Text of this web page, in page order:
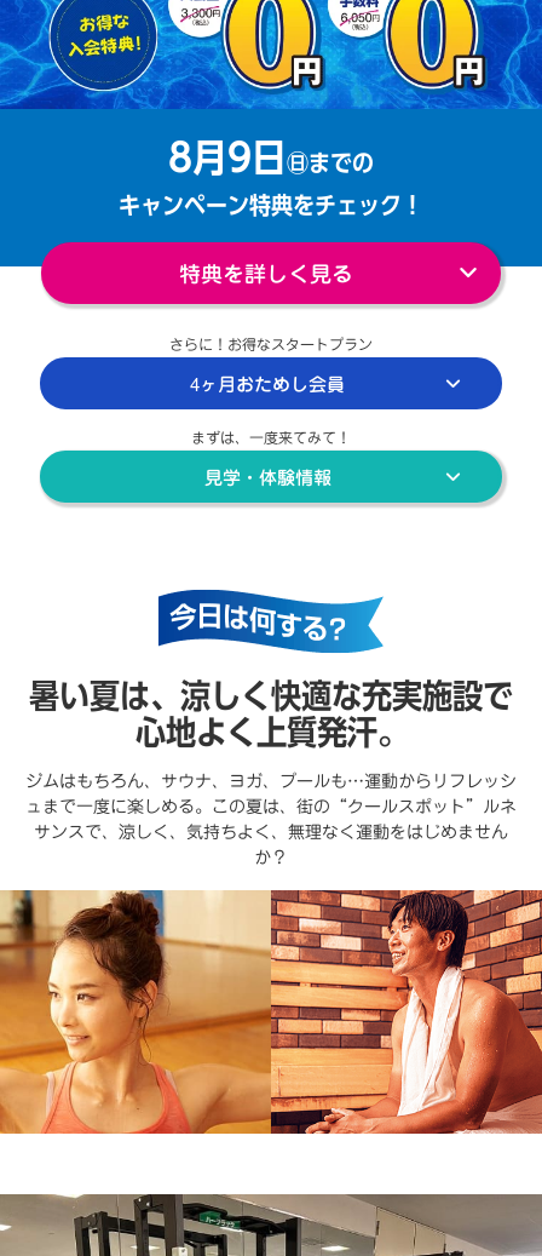
8月9日 ㊐までの
キャンペーン特典をチェック！
特典を詳しく見る
さらに！お得なスタートプラン
4ヶ月おためし会員
まずは、一度来てみて！
見学・体験情報
暑い夏は、涼しく快適な充実施設で
心地よく上質発汗。
ジムはもちろん、サウナ、ヨガ、プールも…運動からリフレッシ
ュまで一度に楽しめる。この夏は、街の“クールスポット”ルネ
サンスで、涼しく、気持ちよく、無理なく運動をはじめません
か？